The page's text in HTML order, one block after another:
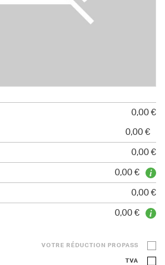
0,00 €
0,00 €
0,00 €
0,00 €
0,00 €
0,00 €
VOTRE RÉDUCTION PROPASS
TVA